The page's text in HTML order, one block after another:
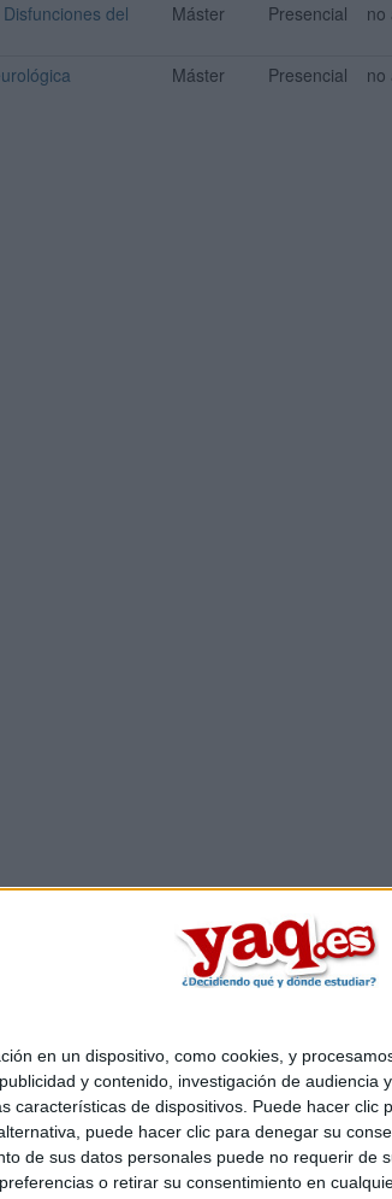
en un dispositivo, como cookies, y
y contenido, investigación de audiencia
características de dispositivos. Puede hacer
puede hacer clic para denegar su
de sus datos personales puede no requerir
o retirar su consentimiento en
del
Máster Presencial no
Máster Presencial no
Quiénes somos|Contactar|
legal|Politica de privacidad|Condiciones
Mediterráneo S.L.- Diego de León 47 - 28006